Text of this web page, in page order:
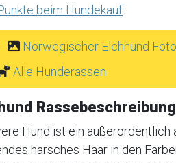
beim Hundekauf
Norwegischer Elchhund
Alle Hunderassen
Rassebeschreibung
Hund ist ein außerordentlich
harsches Haar in den